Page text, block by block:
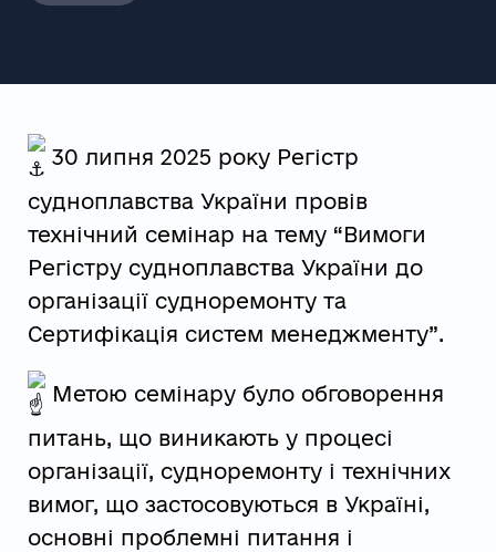
30 липня 2025 року Регістр
судноплавства України провів
технічний семінар на тему “Вимоги
Регістру судноплавства України до
організації судноремонту та
Сертифікація систем менеджменту”.
Метою семінару було обговорення
питань, що виникають у процесі
організації, судноремонту і технічних
вимог, що застосовуються в Україні,
основні проблемні питання і